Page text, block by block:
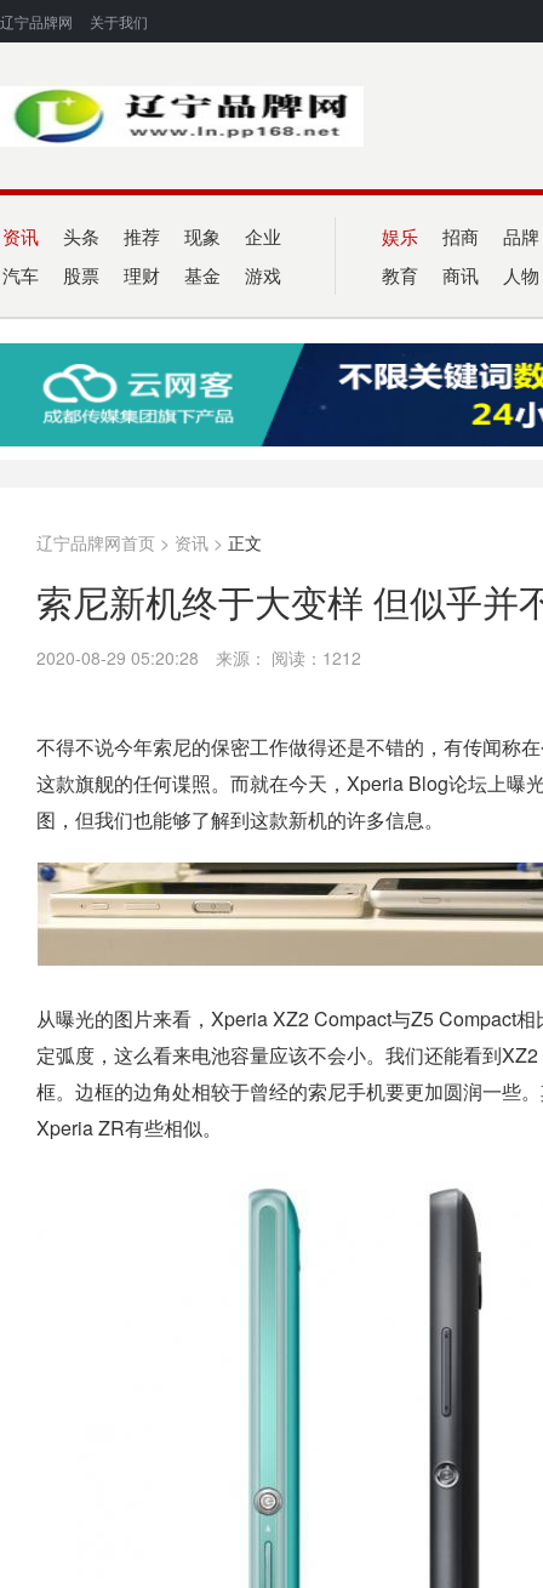
辽宁品牌网 关于我们
资讯 头条 推荐 现象 企业
汽车 股票 理财 基金 游戏
娱乐 招商 品牌
教育 商讯 人物
辽宁品牌网首页 > 资讯 > 正文
索尼新机终于大变样 但似乎并
2020-08-29 05:20:28 来源： 阅读：1212
不得不说今年索尼的保密工作做得还是不错的，有传闻称
这款旗舰的任何谍照。而就在今天，Xperia Blog论坛上曝
图，但我们也能够了解到这款新机的许多信息。
从曝光的图片来看，Xperia XZ2 Compact与Z5 Compact
定弧度，这么看来电池容量应该不会小。我们还能看到
框。边框的边角处相较于曾经的索尼手机要更加圆润一些
Xperia ZR有些相似。